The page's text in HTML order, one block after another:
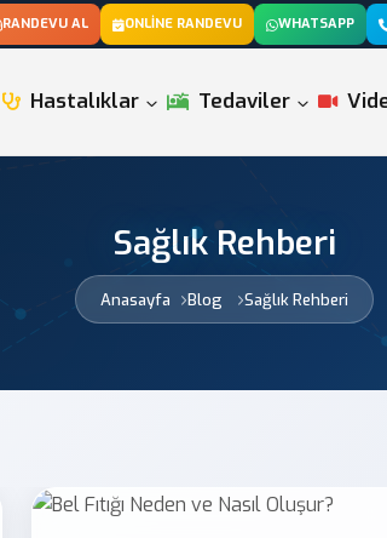
RANDEVU AL ONLINE RANDEVU WHATSAPP
Hastalıklar Tedaviler
Sağlık Rehberi
Anasayfa Blog Sağlık Rehberi